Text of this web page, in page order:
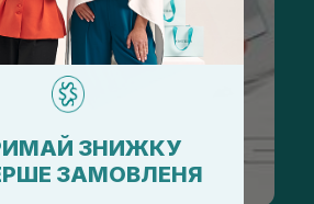
ЗНИЖКУ
ЗАМОВЛЕНЯ